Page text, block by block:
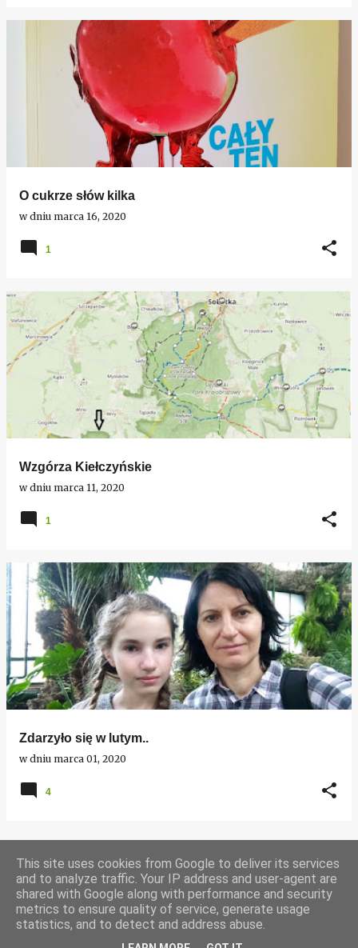
O cukrze słów kilka
w dniu marca 16, 2020
1
Wzgórza Kiełczyńskie
w dniu marca 11, 2020
1
Zdarzyło się w lutym..
w dniu marca 01, 2020
4
WIĘCEJ POSTÓW
Obsługiwane przez usługę Blogger
Tekst i zdjęcia Marzena Kwiatkowska, wszelkie prawa zastrzeżone
This site uses cookies from Google to deliver its services
and to analyze traffic. Your IP address and user-agent are
shared with Google along with performance and security
metrics to ensure quality of service, generate usage
statistics, and to detect and address abuse.